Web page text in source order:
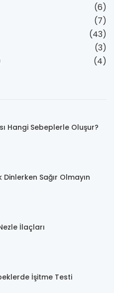
(6)
(7)
(43)
(3)
(4)
Hangi Sebeplerle Oluşur?
Dinlerken Sağır Olmayın
İlaçları
İşitme Testi